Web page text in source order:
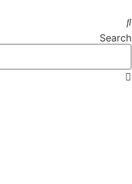
Search